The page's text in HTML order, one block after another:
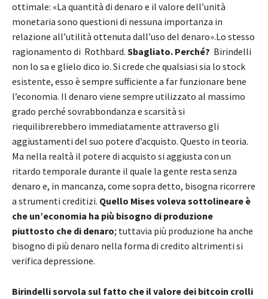
ottimale: «La quantità di denaro e il valore dell’unità
monetaria sono questioni di nessuna importanza in
relazione all’utilità ottenuta dall’uso del denaro».Lo stesso
ragionamento di Rothbard. Sbagliato. Perché? Birindelli
non lo sa e glielo dico io. Si crede che qualsiasi sia lo stock
esistente, esso è sempre sufficiente a far funzionare bene
l’economia. Il denaro viene sempre utilizzato al massimo
grado perché sovrabbondanza e scarsità si
riequilibrerebbero immediatamente attraverso gli
aggiustamenti del suo potere d’acquisto. Questo in teoria.
Ma nella realtà il potere di acquisto si aggiusta con un
ritardo temporale durante il quale la gente resta senza
denaro e, in mancanza, come sopra detto, bisogna ricorrere
a strumenti creditizi. Quello Mises voleva sottolineare è
che un’economia ha più bisogno di produzione
piuttosto che di denaro; tuttavia più produzione ha anche
bisogno di più denaro nella forma di credito altrimenti si
verifica depressione.
Birindelli sorvola sul fatto che il valore dei bitcoin crolli